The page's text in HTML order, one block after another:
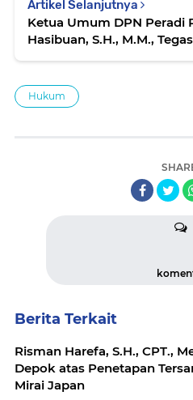
Artikel Selanjutnya
Ketua Umum DPN Peradi
Hasibuan, S.H., M.M.,
Hukum
Berita Terkait
Risman Harefa, S.H., CPT.,
Depok atas Penetapan
Mirai Japan